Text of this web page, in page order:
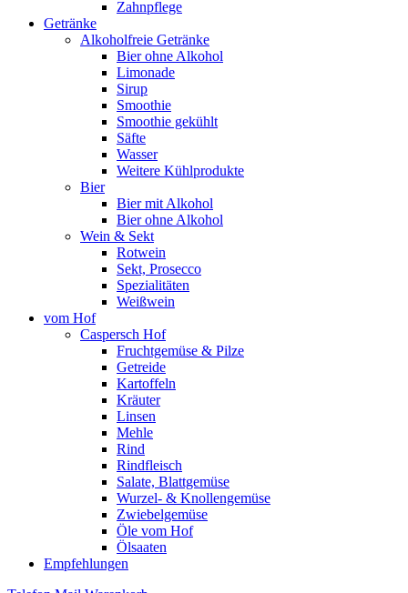
Zahnpflege
Getränke
Alkoholfreie Getränke
Bier ohne Alkohol
Limonade
Sirup
Smoothie
Smoothie gekühlt
Säfte
Wasser
Weitere Kühlprodukte
Bier
Bier mit Alkohol
Bier ohne Alkohol
Wein & Sekt
Rotwein
Sekt, Prosecco
Spezialitäten
Weißwein
vom Hof
Caspersch Hof
Fruchtgemüse & Pilze
Getreide
Kartoffeln
Kräuter
Linsen
Mehle
Rind
Rindfleisch
Salate, Blattgemüse
Wurzel- & Knollengemüse
Zwiebelgemüse
Öle vom Hof
Ölsaaten
Empfehlungen